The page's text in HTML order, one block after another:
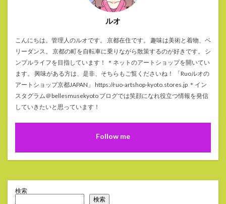
ルオ
こんにちは。管理人のルオです。 京都在住です。 趣味は美術と着物、ベ
リーダンス。 京都の町を自転車に乗りながら散策するのが好きです。 シ
ンプルライフを目指しています！ ＊ネットのアートショップを開いてい
ます。 興味がある方は、是非、そちらもご覧くださいね！ 「Ruoルオの
アートショップ京都JAPAN」 https://ruo-artshop-kyoto.stores.jp ＊イン
スタグラム＠bellesmusekyoto ブログでは笑顔になれ役立つ情報を発信
していきたいと思っています！
Follow me
検索
検索